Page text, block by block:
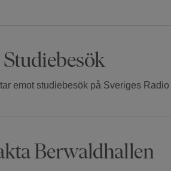
Studiebesök
tar emot studiebesök på Sveriges Radio
Berwaldhallen